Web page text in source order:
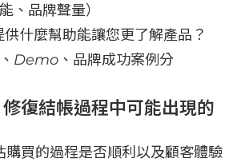
、品牌聲量）
供什麼幫助能讓您更了解產品？
、Demo、品牌成功案例分
復結帳過程中可能出現的
購買的過程是否順利以及顧客體驗